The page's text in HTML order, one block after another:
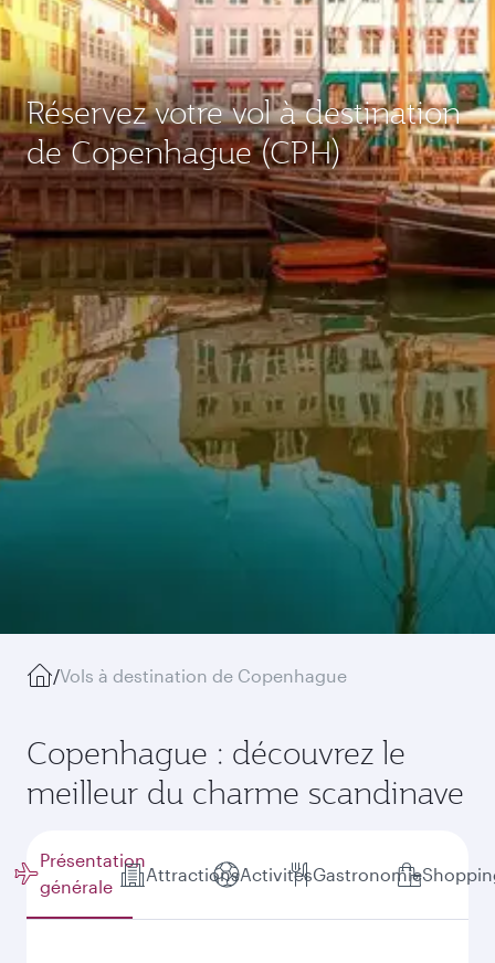
Réservez votre vol à destination
de Copenhague (CPH)
/Vols à destination de Copenhague
Copenhague : découvrez le
meilleur du charme scandinave
Présentation
générale
AttractionsActivitésGastronomie